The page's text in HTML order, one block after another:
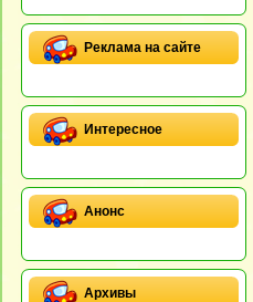
Реклама на сайте
Интересное
Анонс
Архивы